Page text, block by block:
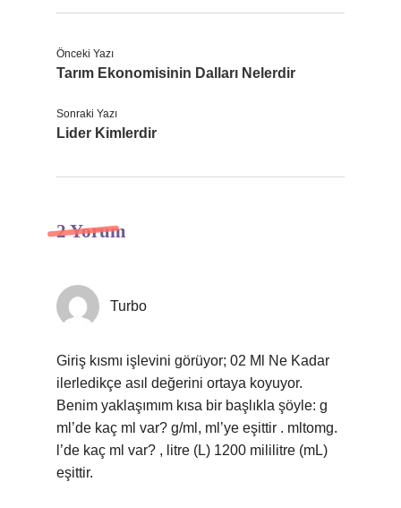
Önceki Yazı
Tarım Ekonomisinin Dalları Nelerdir
Sonraki Yazı
Lider Kimlerdir
2 Yorum
Turbo
Giriş kısmı işlevini görüyor; 02 Ml Ne Kadar
ilerledikçe asıl değerini ortaya koyuyor.
Benim yaklaşımım kısa bir başlıkla şöyle: g
ml’de kaç ml var? g/ml, ml’ye eşittir . mltomg.
l’de kaç ml var? , litre (L) 1200 mililitre (mL)
eşittir.